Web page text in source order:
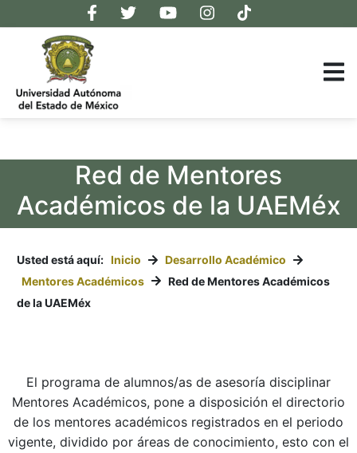
Red de Mentores
Académicos de la UAEMéx
Usted está aquí: Inicio
Desarrollo Académico
Mentores Académicos
Red de Mentores Académicos
de la UAEMéx
El programa de alumnos/as de asesoría disciplinar
Mentores Académicos, pone a disposición el directorio
de los mentores académicos registrados en el periodo
vigente, dividido por áreas de conocimiento, esto con el